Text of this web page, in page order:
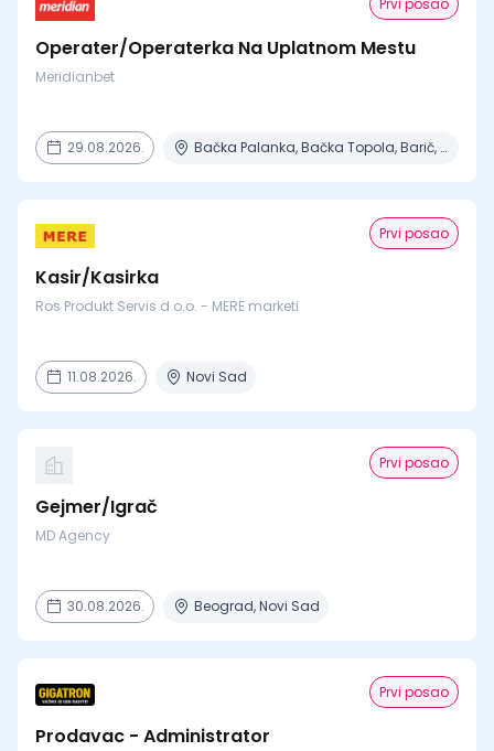
Prvi posao
Operater/Operaterka Na Uplatnom Mestu
Meridianbet
29.08.2026. Bačka Palanka, Bačka Topola, Barič, Beograd, Čajetina + 15 mesta
Prvi posao
Kasir/Kasirka
Ros Produkt Servis d.o.o. - MERE marketi
11.08.2026. Novi Sad
Prvi posao
Gejmer/Igrač
MD Agency
30.08.2026. Beograd, Novi Sad
Prvi posao
Prodavac - Administrator